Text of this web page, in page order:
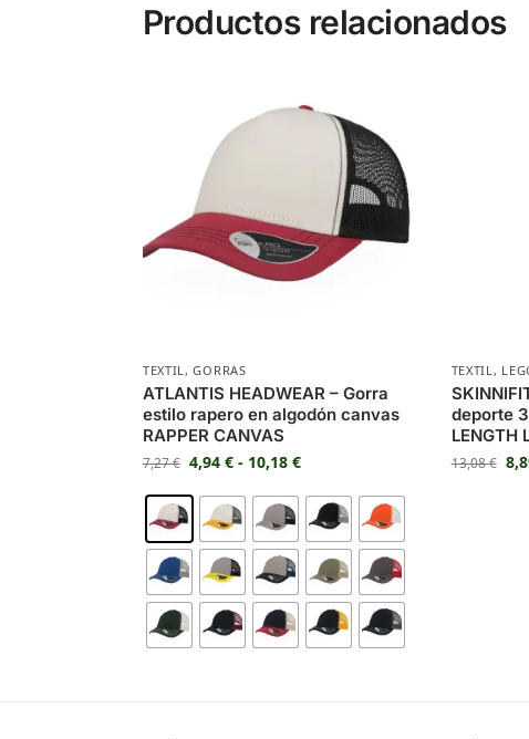
Productos relacionados
TEXTIL,GORRAS
ATLANTIS HEADWEAR – Gorra
estilo rapero en algodón canvas
RAPPER CANVAS
7,27€ 4,94 € - 10,18 €
TEXTIL,
deporte
LENGTH
13,08€